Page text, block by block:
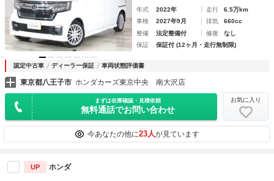
年式 2022年 走行
6.5万km
車検
2027年9月 排気
660cc
整備
法定整備付 修復
なし
保証
保証付 (12ヶ月・走行無制限)
認定中古車 ディーラー保証 車両状態評価書
東京都八王子市 ホンダカーズ東京中央 南大沢店
まずは在庫確認・見積依頼
無料通話でお問い合わせ
お気に入り
今あなたの他に23人が見ています
UP ホンダ